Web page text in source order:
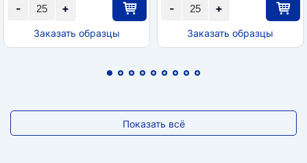
+
-
Заказать образцы
+
-
Заказать образцы
Показать всё